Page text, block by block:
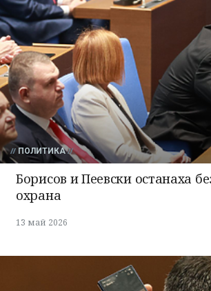
ПОЛИТИКА
Борисов и Пеевски останаха
охрана
13 май 2026